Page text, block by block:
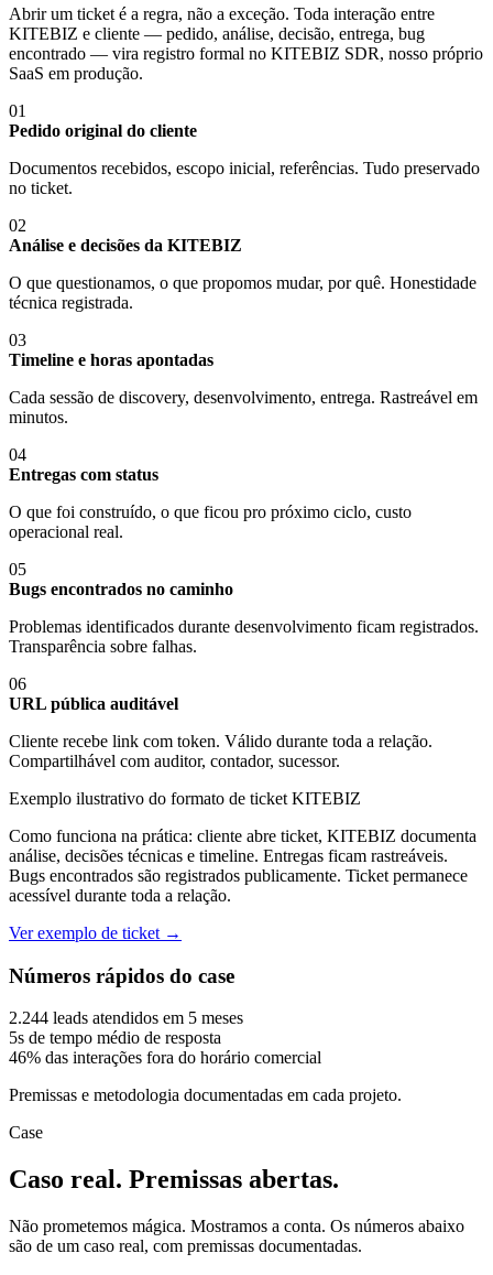
Abrir um ticket é a regra, não a exceção. Toda interação entre
KITEBIZ e cliente — pedido, análise, decisão, entrega, bug
encontrado — vira registro formal no KITEBIZ SDR, nosso próprio
SaaS em produção.
01
Pedido original do cliente
Documentos recebidos, escopo inicial, referências. Tudo preservado
no ticket.
02
Análise e decisões da KITEBIZ
O que questionamos, o que propomos mudar, por quê. Honestidade
técnica registrada.
03
Timeline e horas apontadas
Cada sessão de discovery, desenvolvimento, entrega. Rastreável em
minutos.
04
Entregas com status
O que foi construído, o que ficou pro próximo ciclo, custo
operacional real.
05
Bugs encontrados no caminho
Problemas identificados durante desenvolvimento ficam registrados.
Transparência sobre falhas.
06
URL pública auditável
Cliente recebe link com token. Válido durante toda a relação.
Compartilhável com auditor, contador, sucessor.
Exemplo ilustrativo do formato de ticket KITEBIZ
Como funciona na prática: cliente abre ticket, KITEBIZ documenta
análise, decisões técnicas e timeline. Entregas ficam rastreáveis.
Bugs encontrados são registrados publicamente. Ticket permanece
acessível durante toda a relação.
Ver exemplo de ticket →
Números rápidos do case
2.244 leads atendidos em 5 meses
5s de tempo médio de resposta
46% das interações fora do horário comercial
Premissas e metodologia documentadas em cada projeto.
Case
Caso real. Premissas abertas.
Não prometemos mágica. Mostramos a conta. Os números abaixo
são de um caso real, com premissas documentadas.